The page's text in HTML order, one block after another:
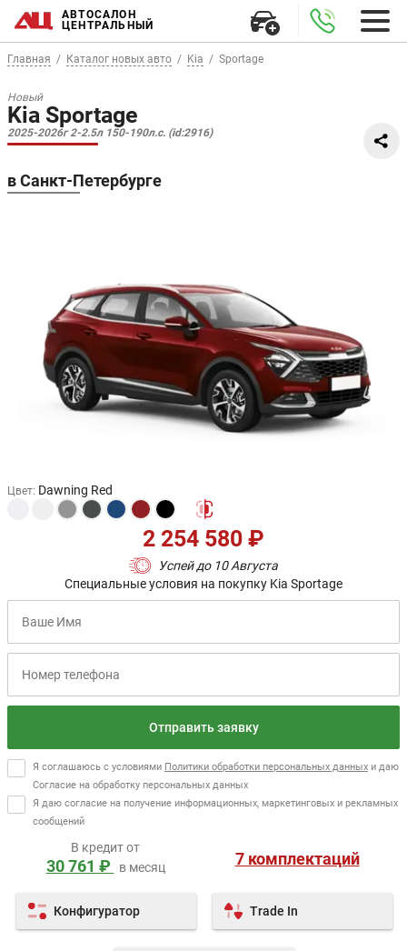
АВТОСАЛОН
ЦЕНТРАЛЬНЫЙ
Главная Каталог новых авто Kia Sportage
Новый
Kia Sportage
2025-2026г 2-2.5л 150-190л.с. (id:2916)
в Санкт-Петербурге
Цвет: Dawning Red
Успей до 10 Августа
2 254 580 ₽
Специальные условия на покупку Kia Sportage
Отправить заявку
Я соглашаюсь с условиями Политики обработки персональных данных и даю
Согласие на обработку персональных данных
Я даю согласие на получение информационных, маркетинговых и рекламных
сообщений
7 комплектаций
Конфигуратор Trade In
В кредит от
30 761 ₽ в месяц